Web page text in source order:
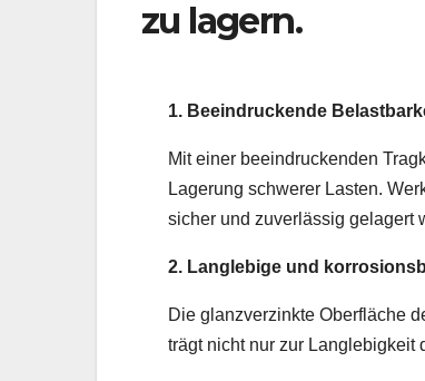
zu lagern.
1. Beeindruckende
Mit einer beeindruckenden
Lagerung schwerer Lasten.
sicher und zuverlässig gelagert
2. Langlebige und
Die glanzverzinkte Oberfläche
trägt nicht nur zur Langlebigkeit